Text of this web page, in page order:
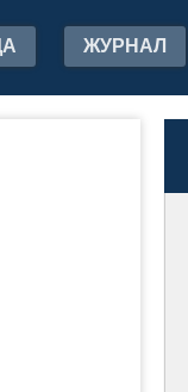
ЖУРНАЛ